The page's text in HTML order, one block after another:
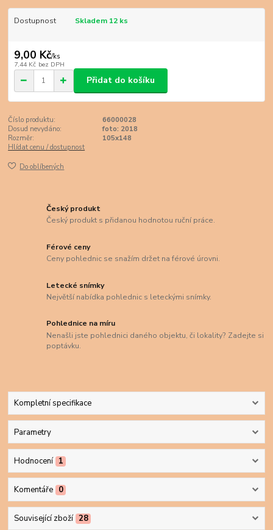
Dostupnost Skladem 12 ks
9,00 Kč/ks
7,44 Kč bez DPH
Přidat do košíku
Číslo produktu:
66000028
Dosud nevydáno:
foto: 2018
Rozměr:
105x148
Hlídat cenu / dostupnost
Do oblíbených
Český produkt
Český produkt s přidanou hodnotou ruční práce.
Férové ceny
Ceny pohlednic se snažím držet na férové úrovni.
Letecké snímky
Největší nabídka pohlednic s leteckými snímky.
Pohlednice na míru
Nenašli jste pohlednici daného objektu, či lokality? Zadejte si
poptávku.
Kompletní specifikace
Parametry
Hodnocení 1
Komentáře 0
Související zboží 28